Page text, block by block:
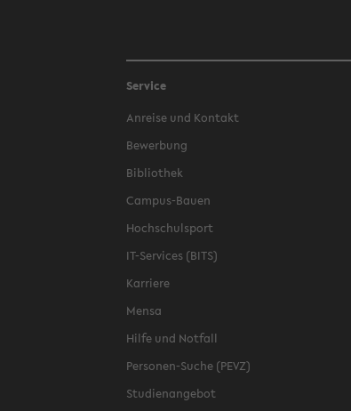
Service
Anreise und Kontakt
Bewerbung
Bibliothek
Campus-Bauen
Hochschulsport
IT-Services (BITS)
Karriere
Mensa
Hilfe und Notfall
Personen-Suche (PEVZ)
Studienangebot